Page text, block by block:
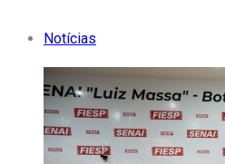
Notícias